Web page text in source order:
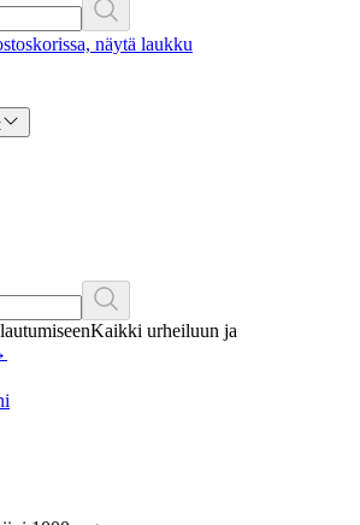
näytä laukku
Kaikki urheiluun ja